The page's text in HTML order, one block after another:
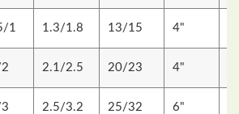
1 1.3/1.8 13/15 4"
2.1/2.5 20/23 4"
2.5/3.2 25/32 6"